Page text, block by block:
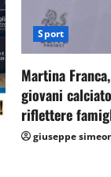
Sport
Martina
giovani
riflettere
giuseppe